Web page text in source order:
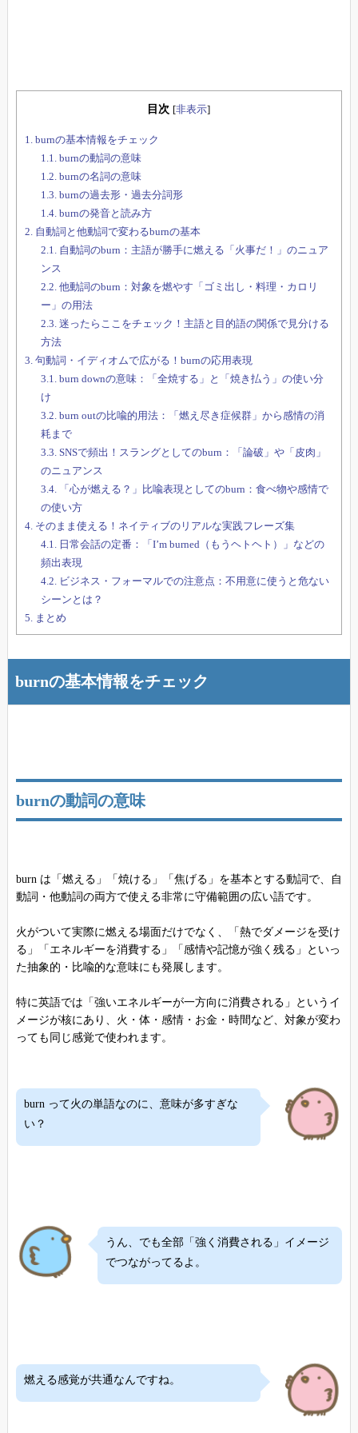
目次 [非表示]
1. burnの基本情報をチェック
1.1. burnの動詞の意味
1.2. burnの名詞の意味
1.3. burnの過去形・過去分詞形
1.4. burnの発音と読み方
2. 自動詞と他動詞で変わるburnの基本
2.1.
自動詞のburn：主語が勝手に燃える「火事だ！」のニュア
ンス
2.2. 他動詞のburn：対象を燃やす「ゴミ出し・料理・カロリ
ー」の用法
2.3. 迷ったらここをチェック！主語と目的語の関係で見分ける
方法
3. 句動詞・イディオムで広がる！burnの応用表現
3.1. burn downの意味：「全焼する」と「焼き払う」の使い分
け
3.2. burn outの比喩的用法：「燃え尽き症候群」から感情の消
耗まで
3.3. SNSで頻出！スラングとしてのburn：「論破」や「皮肉」
のニュアンス
3.4.
「心が燃える？」比喩表現としてのburn：食べ物や感情で
の使い方
4. そのまま使える！ネイティブのリアルな実践フレーズ集
4.1.
日常会話の定番：「I’m burned（もうヘトヘト）」などの
頻出表現
4.2. ビジネス・フォーマルでの注意点：不用意に使うと危ない
シーンとは？
5.
まとめ
burnの基本情報をチェック
burnの動詞の意味
burn は「燃える」「焼ける」「焦げる」を基本とする動詞で、自
動詞・他動詞の両方で使える非常に守備範囲の広い語です。
火がついて実際に燃える場面だけでなく、「熱でダメージを受け
る」「エネルギーを消費する」「感情や記憶が強く残る」といっ
た抽象的・比喩的な意味にも発展します。
特に英語では「強いエネルギーが一方向に消費される」というイ
メージが核にあり、火・体・感情・お金・時間など、対象が変わ
っても同じ感覚で使われます。
burn って火の単語なのに、意味が多すぎな
い？
うん、でも全部「強く消費される」イメージ
でつながってるよ。
燃える感覚が共通なんですね。